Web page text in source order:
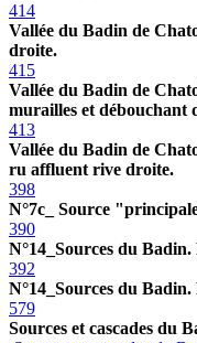
414
Vallée du Badin de
droite.
415
Vallée du Badin de
murailles et débouchant
413
Vallée du Badin de
ru affluent rive droite.
398
N°7c_ Source
390
N°14_Sources du
392
N°14_Sources du
579
Sources et cascades du